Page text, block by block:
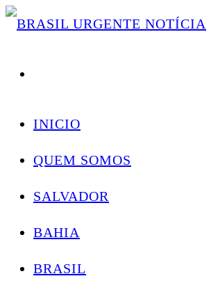
Skip
INICIO
QUEM SOMOS
SALVADOR
BAHIA
BRASIL